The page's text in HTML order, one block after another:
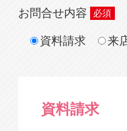
お問合せ内容
資料請求
来
資料請求